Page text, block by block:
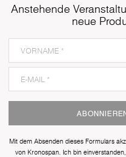
Anstehende
neue
Mit dem Absenden dieses Formulars
von Kronospan. Ich bin